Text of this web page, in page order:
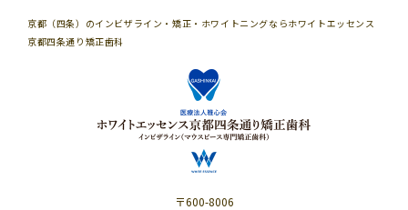
京都（四条）のインビザライン・矯正・ホワイトニングならホワイトエッセンス
京都四条通り矯正歯科
〒600-8006